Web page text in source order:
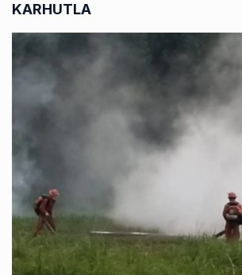
KARHUTLA